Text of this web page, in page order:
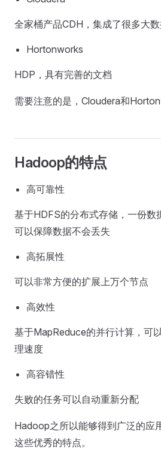
全家桶产品CDH，集成了很多大
Hortonworks
HDP，具有完善的文档
需要注意的是，Cloudera和
Hadoop的特点
高可靠性
基于HDFS的分布式存储，一份数
可以保障数据不会丢失
高拓展性
可以非常方便的扩展上万个节点
高效性
基于MapReduce的并行计算，可
理速度
高容错性
失败的任务可以自动重新分配
Hadoop之所以能够得到广泛的应
这些优秀的特点。